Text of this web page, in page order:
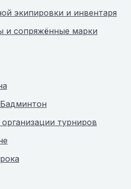
экипировки и инвентаря
и сопряжённые марки
турниров